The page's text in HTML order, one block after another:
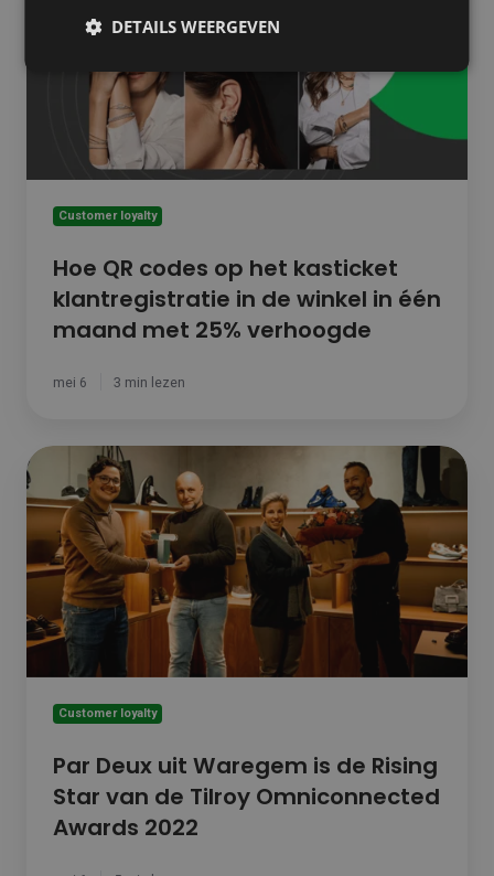
klantregistratie
met
verhoogde
Customer loyalty
Hoe QR codes op het kasticket
klantregistratie in de winkel in één
maand met 25% verhoogde
mei 6 3 min lezen
Par
Deux
uit
Waregem
de
Rising
Star
van
Omniconnected
2022
Customer loyalty
Par Deux uit Waregem is de Rising
Star van de Tilroy Omniconnected
Awards 2022
DETAILS WEERGEVEN